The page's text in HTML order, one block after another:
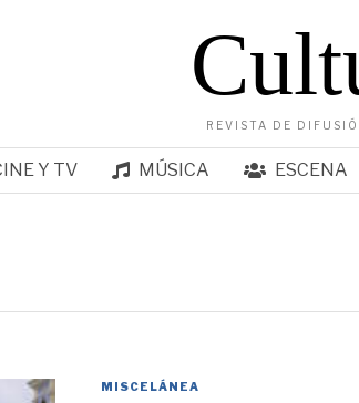
REVISTA DE
Y TV MÚSICA ESCENA
MISCELÁNEA